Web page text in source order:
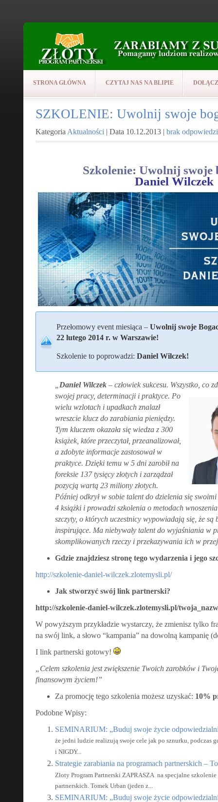
STRONA GŁÓWNA CZYTAJ NAS NA BLIPIE
SZKOLENIE: Uwolnij swoje
Kategoria Aktualności | Data 10.12.2013 | brak odpowiedzi
Szkolenie: Uwolnij swoje
Daniel Wilczek
Przełomowy event miesiąca – Uwolnij swoje
22 lutego 2014 r. w Warszawie!
Szkolenie to poprowadzi: Daniel Wilczek!
Daniel Wilczek – człowiek sukcesu. Wszystko, co
swojej pracy, determinacji i praktyce. Po
wielu wzlotach i upadkach znalazł
wreszcie klucz do zarabiania pieniędzy.
Tym kluczem okazała się wiedza z 300
książek, które przeczytał, przeanalizował,
a zdobyte informacje zastosował w
praktyce. Dzięki temu w 5 dni zarobił na
foreksie 137 tysięcy złotych i zarządzał
pozycją wartą 23 miliony złotych.
Później odkrył w sobie talent do dzielenia się
4 książki i prowadzi szkolenia o metodach
szczyty, o których uczestnicy wypowiadają się, że są
inspirujące. Ma niebywały talent do wyjaśniania w
skomplikowanych rzeczy i przekazywania ich w
Gdzie znajdziesz stronę tego wydarzenia i jego
http://szkolenie-daniel-wilczek.zlotemysli.pl/
Jak stworzyć swój link partnerski?
http://szkolenie-daniel-wilczek.zlotemysli.pl/
W powyższym przykładzie wystarczy, że zmienisz tylko
na swój link, a słowo “kampania” na dowolną kampanię
I link partnerski gotowy!
„Celem szkolenia jest zwiększenie Twoich zarobków i
finansowym życiem!”
Za promocję tego szkolenia możesz uzyskać: 10%
Podobne Wpisy:
SEMINARIUM: „Buduj swoje życie
że jedni ludzie realizują swoje cele jak po sznurku, podczas
i NIGDY...
Strategie zarabiania na programach partnerskich –
Złoty Program Partnerski ZAPRASZA na specjalne
partnerskich. Tomek Urban (jeden z...
SEMINARIUM: „Buduj swoje życie